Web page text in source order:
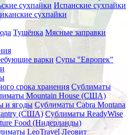
сухпайки Испанские сухпайки
сухпайки
Тушёнка Мясные заправки
варки Супы "Европек"
срока хранения Сублиматы
Mountain House (США)
и ягоды Сублиматы Cabra Montana
(США) Сублиматы ReadyWise
Food (Нидерланды)
LeoTravel Леовит